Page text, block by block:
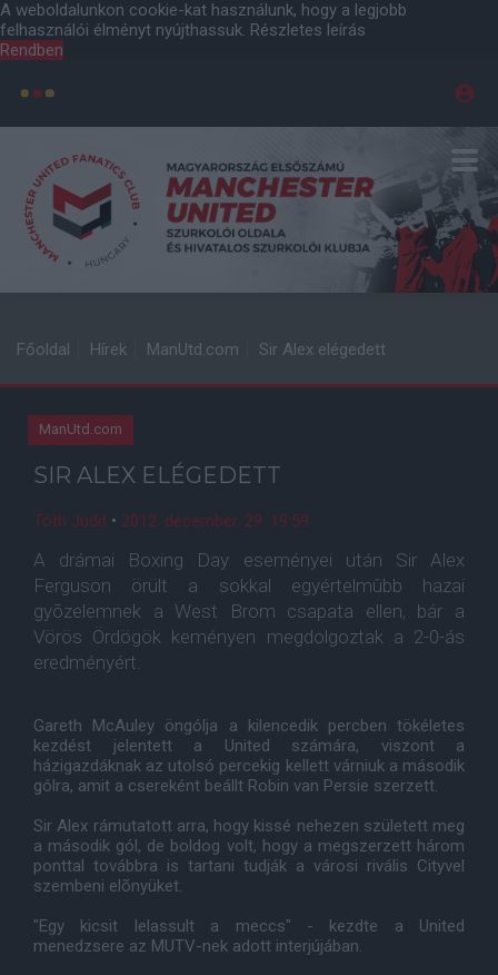
A weboldalunkon cookie-kat használunk, hogy a legjobb
felhasználói élményt nyújthassuk. Részletes leírás
Rendben
Főoldal Hírek ManUtd.com Sir Alex elégedett
ManUtd.com
SIR ALEX ELÉGEDETT
Tóth Judit • 2012. december. 29. 19:59
A drámai Boxing Day eseményei után Sir Alex
Ferguson örült a sokkal egyértelmûbb hazai
gyõzelemnek a West Brom csapata ellen, bár a
Vörös Ördögök keményen megdolgoztak a 2-0-ás
eredményért.
Gareth McAuley öngólja a kilencedik percben tökéletes
kezdést jelentett a United számára, viszont a
házigazdáknak az utolsó percekig kellett várniuk a második
gólra, amit a csereként beállt Robin van Persie szerzett.
Sir Alex rámutatott arra, hogy kissé nehezen született meg
a második gól, de boldog volt, hogy a megszerzett három
ponttal továbbra is tartani tudják a városi rivális Cityvel
szembeni elõnyüket.
"Egy kicsit lelassult a meccs" - kezdte a United
menedzsere az MUTV-nek adott interjújában.